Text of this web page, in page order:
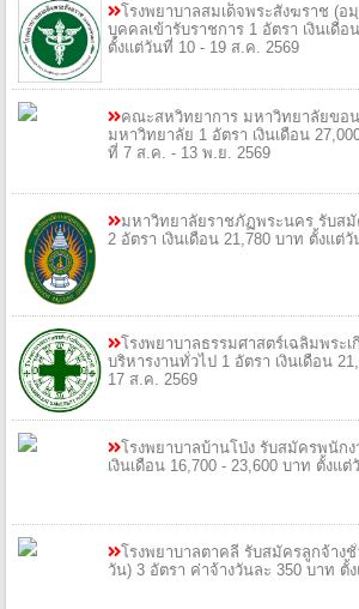
โรงพยาบาลสมเด็จพระสังฆราช (อ
บุคคลเข้ารับราชการ 1 อัตรา เงินเดือ
ตั้งแต่วันที่ 10 - 19 ส.ค. 2569
คณะสหวิทยาการ มหาวิทยาลัยขอ
มหาวิทยาลัย 1 อัตรา เงินเดือน
ที่ 7 ส.ค. - 13 พ.ย. 2569
มหาวิทยาลัยราชภัฏพระนคร รับส
2 อัตรา เงินเดือน 21,780 บาท ตั้งแต่
โรงพยาบาลธรรมศาสตร์เฉลิมพระ
บริหารงานทั่วไป 1 อัตรา เงินเดือน
17 ส.ค. 2569
โรงพยาบาลบ้านโป่ง รับสมัครพนัก
เงินเดือน 16,700 - 23,600 บาท ตั้งแ
โรงพยาบาลตาคลี รับสมัครลูกจ้างชั่
วัน) 3 อัตรา ค่าจ้างวันละ 350 บาท ตั้